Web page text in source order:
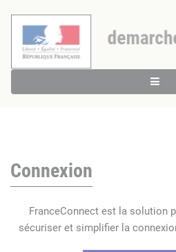
Connexion
FranceConnect est la solution
sécuriser et simplifier la